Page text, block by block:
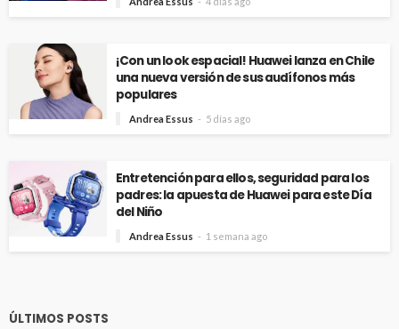
¡Con un look espacial! Huawei lanza en Chile
una nueva versión de sus audífonos más
populares
Andrea Essus 5 días ago
Entretención para ellos, seguridad para los
padres: la apuesta de Huawei para este Día
del Niño
Andrea Essus 1 semana ago
ÚLTIMOS POSTS